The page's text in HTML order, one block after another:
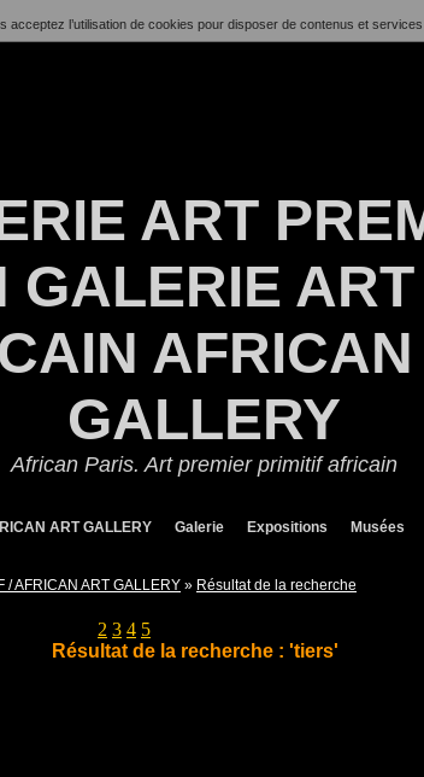
acceptez l’utilisation de cookies pour disposer de contenus et
ART
GALERIE
GALLERY
African Paris. Art premier primitif africain
ART GALLERY Galerie Expositions Musées
/ AFRICAN ART GALLERY » Résultat de la recherche
2 3 4 5
Résultat de la recherche : 'tiers'